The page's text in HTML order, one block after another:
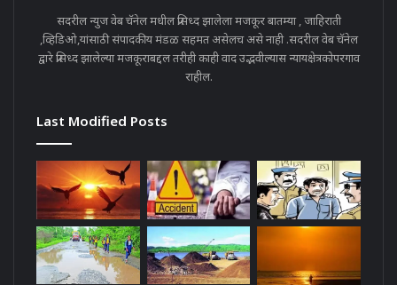
सदरील न्युज वेब चॅनेल मधील प्रसिध्द झालेला मजकूर बातम्या , जाहिराती
,व्हिडिओ,यांसाठी संपादकीय मंडळ सहमत असेलच असे नाही .सदरील वेब चॅनेल
द्वारे प्रसिध्द झालेल्या मजकूराबद्दल तरीही काही वाद उद्भवील्यास न्यायक्षेत्रकोपरगाव
राहील.
Last Modified Posts